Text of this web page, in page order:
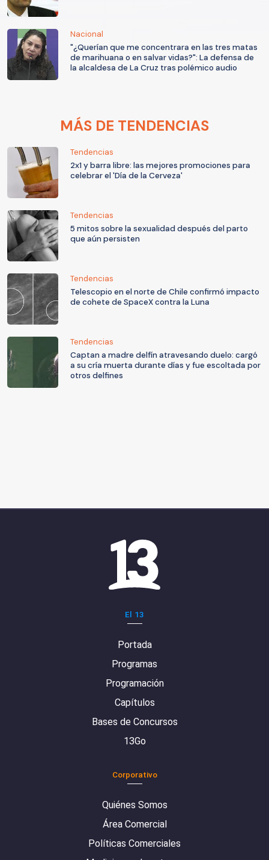
Nacional
"¿Querían que me concentrara en las tres matas
de marihuana o en salvar vidas?": La defensa de
la alcaldesa de La Cruz tras polémico audio
MÁS DE TENDENCIAS
Tendencias
2x1 y barra libre: las mejores promociones para
celebrar el 'Día de la Cerveza'
Tendencias
5 mitos sobre la sexualidad después del parto
que aún persisten
Tendencias
Telescopio en el norte de Chile confirmó impacto
de cohete de SpaceX contra la Luna
Tendencias
Captan a madre delfín atravesando duelo: cargó
a su cría muerta durante días y fue escoltada por
otros delfines
El 13
Portada
Programas
Programación
Capítulos
Bases de Concursos
13Go
Corporativo
Quiénes Somos
Área Comercial
Políticas Comerciales